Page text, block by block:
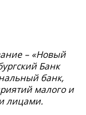
– «Новый
Банк
банк,
малого и
лицами.